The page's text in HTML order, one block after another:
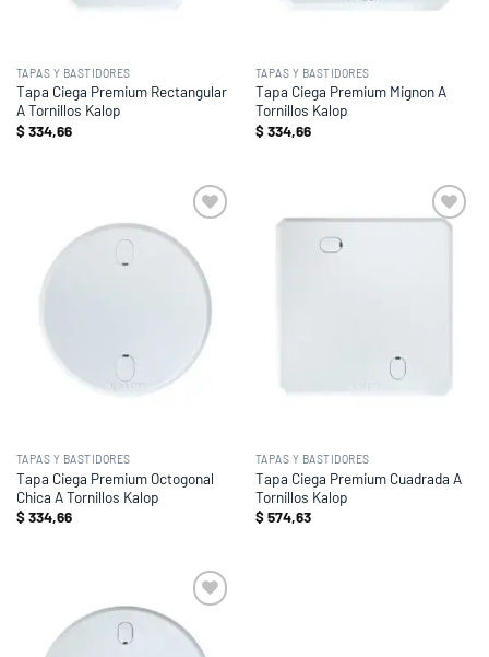
TAPAS Y BASTIDORES
Tapa Ciega Premium Rectangular
A Tornillos Kalop
$334,66
TAPAS Y BASTIDORES
Tapa Ciega Premium Mignon A
Tornillos Kalop
$334,66
wishlist
TAPAS Y BASTIDORES
Tapa Ciega Premium Octogonal
Chica A Tornillos Kalop
$334,66
TAPAS Y BASTIDORES
Tapa Ciega Premium Cuadrada A
Tornillos Kalop
$574,63
wishlist